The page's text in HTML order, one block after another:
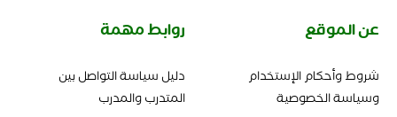
عن الموقع
شروط وأحكام الإستخدام
وسياسة الخصوصية
روابط مهمة
دليل سياسة التواصل بين
المتدرب والمدرب